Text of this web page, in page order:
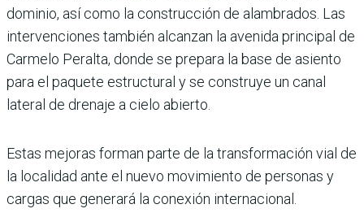
dominio, así como la construcción de alambrados. Las
intervencio­nes también alcanzan la ave­nida principal de
Carmelo Peralta, donde se prepara la base de asiento
para el paquete estructural y se construye un canal
lateral de drenaje a cielo abierto.
Estas mejoras for­man parte de la transforma­ción vial de
la localidad ante el nuevo movimiento de per­sonas y
cargas que generará la conexión internacional.